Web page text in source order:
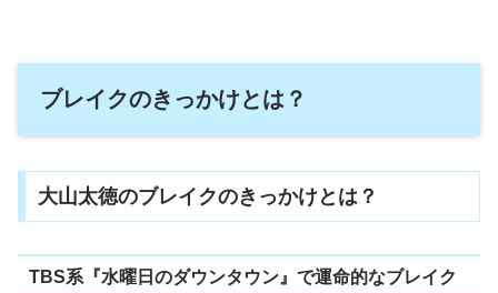
ブレイクのきっかけとは？
大山太徳のブレイクのきっかけとは？
TBS系『水曜日のダウンタウン』で運命的なブレイク